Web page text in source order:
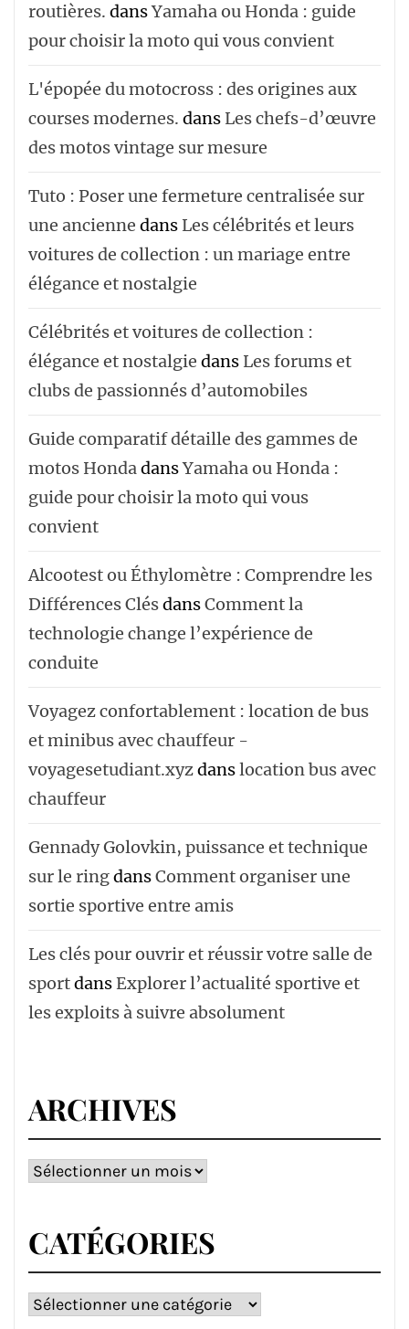
routières. dansYamaha ou Honda : guide
pour choisir la moto qui vous convient
L'épopée du motocross : des origines aux
courses modernes. dans Les chefs-d’œuvre
des motos vintage sur mesure
Tuto : Poser une fermeture centralisée sur
une ancienne dans Les célébrités et leurs
voitures de collection : un mariage entre
élégance et nostalgie
Célébrités et voitures de collection :
élégance et nostalgie dans Les forums et
clubs de passionnés d’automobiles
Guide comparatif détaille des gammes de
motos HondadansYamaha ou Honda :
guide pour choisir la moto qui vous
convient
Alcootest ou Éthylomètre : Comprendre les
Différences ClésdansComment la
technologie change l’expérience de
conduite
Voyagez confortablement : location de bus
et minibus avec chauffeur -
voyagesetudiant.xyzdanslocation bus avec
chauffeur ‌‌
Gennady Golovkin, puissance et technique
sur le ringdansComment organiser une
sortie sportive entre amis
Les clés pour ouvrir et réussir votre salle de
sportdansExplorer l’actualité sportive et
les exploits à suivre absolument
ARCHIVES
Archives
CATÉGORIES
Catégories